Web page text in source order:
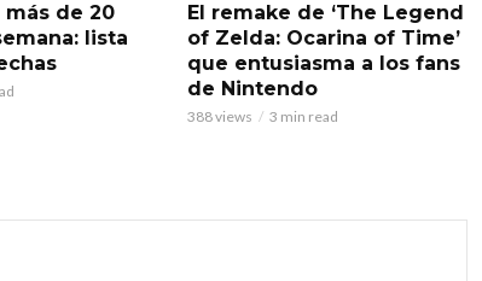
más de 20
lista
El remake de ‘The Legend
of Zelda: Ocarina of Time’
que entusiasma a los fans
de Nintendo
388 views 3 min read